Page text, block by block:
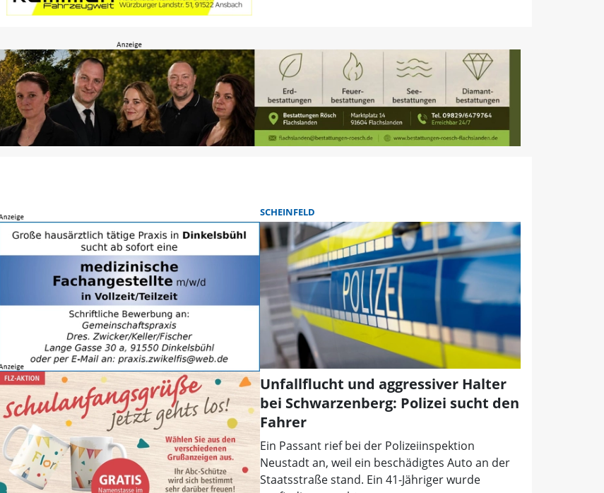
SCHEINFELD
Unfallflucht und aggressiver Halter
bei Schwarzenberg: Polizei sucht den
Fahrer
Ein Passant rief bei der Polizeiinspektion
Neustadt an, weil ein beschädigtes Auto an der
Staatsstraße stand. Ein 41-Jähriger wurde